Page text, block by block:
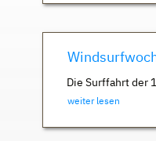
Die Surffahrt der
weiter lesen